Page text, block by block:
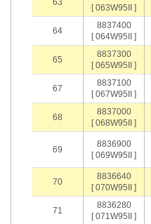
63
[ 063W95II ]
64
8837400
[ 064W95II ]
65
8837300
[ 065W95II ]
67
8837100
[ 067W95II ]
68
8837000
[ 068W95II ]
69
8836900
[ 069W95II ]
70
8836640
[ 070W95II ]
71
8836280
[ 071W95II ]